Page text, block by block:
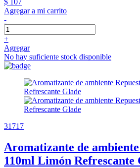
$ 107
Agregar a mi carrito
-
+
Agregar
No hay suficiente stock disponible
31717
Aromatizante de ambiente
110ml Limón Refrescante